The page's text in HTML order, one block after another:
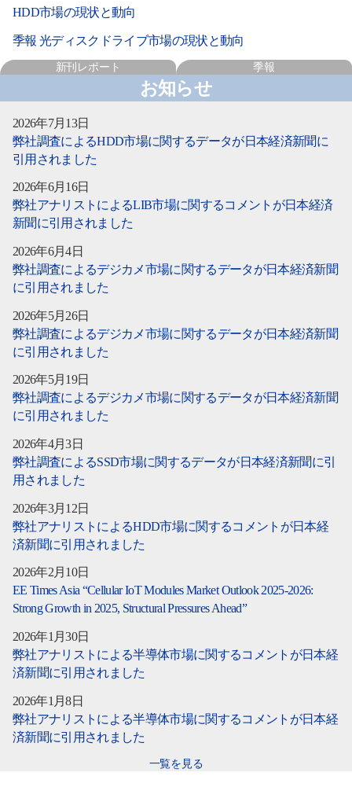
HDD市場の現状と動向
季報 光ディスクドライブ市場の現状と動向
新刊レポート 季報
お知らせ
2026年7月13日
弊社調査によるHDD市場に関するデータが日本経済新聞に
引用されました
2026年6月16日
弊社アナリストによるLIB市場に関するコメントが日本経済
新聞に引用されました
2026年6月4日
弊社調査によるデジカメ市場に関するデータが日本経済新聞
に引用されました
2026年5月26日
弊社調査によるデジカメ市場に関するデータが日本経済新聞
に引用されました
2026年5月19日
弊社調査によるデジカメ市場に関するデータが日本経済新聞
に引用されました
2026年4月3日
弊社調査によるSSD市場に関するデータが日本経済新聞に引
用されました
2026年3月12日
弊社アナリストによるHDD市場に関するコメントが日本経
済新聞に引用されました
2026年2月10日
EE Times Asia “Cellular IoT Modules Market Outlook 2025-2026:
Strong Growth in 2025, Structural Pressures Ahead”
2026年1月30日
弊社アナリストによる半導体市場に関するコメントが日本経
済新聞に引用されました
2026年1月8日
弊社アナリストによる半導体市場に関するコメントが日本経
済新聞に引用されました
一覧を見る